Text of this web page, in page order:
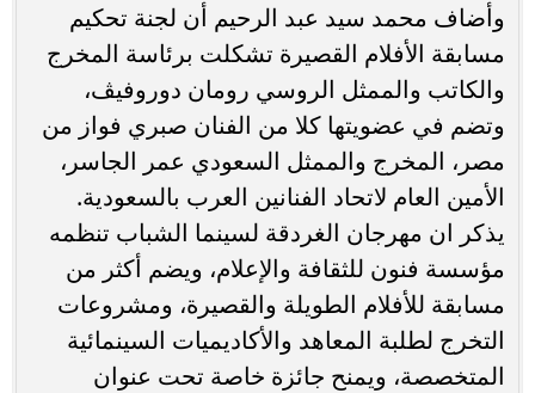
وأضاف محمد سيد عبد الرحيم أن لجنة تحكيم
مسابقة الأفلام القصيرة تشكلت برئاسة المخرج
والكاتب والممثل الروسي رومان دوروفيڤ،
وتضم في عضويتها كلا من الفنان صبري فواز من
مصر، المخرج والممثل السعودي عمر الجاسر،
الأمين العام لاتحاد الفنانين العرب بالسعودية.
يذكر ان مهرجان الغردقة لسينما الشباب تنظمه
مؤسسة فنون للثقافة والإعلام، ويضم أكثر من
مسابقة للأفلام الطويلة والقصيرة، ومشروعات
التخرج لطلبة المعاهد والأكاديميات السينمائية
المتخصصة، ويمنح جائزة خاصة تحت عنوان